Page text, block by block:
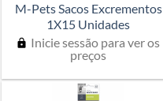
M-Pets Sacos Excrementos
1X15 Unidades
Inicie sessão para ver os
preços